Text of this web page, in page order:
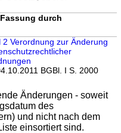
durch
2 Verordnung zur Änderung
BGBl. I S. 2000
Änderungen - soweit
des
und nicht nach dem
einsortiert sind.